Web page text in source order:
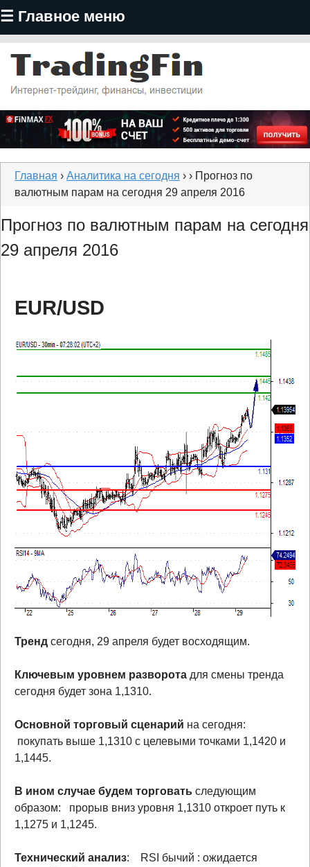
☰ Главное меню
Перейти
основному
содержанию
TradingFin
Главная › Аналитика на сегодня › › Прогноз по
валютным парам на сегодня 29 апреля 2016
Прогноз по валютным парам на сегодня
29 апреля 2016
EUR/USD
Тренд сегодня, 29 апреля будет восходящим.
Ключевым уровнем разворота для смены тренда
сегодня будет зона 1,1310.
Основной торговый сценарий на сегодня:
покупать выше 1,1310 с целевыми точками 1,1420 и
1,1445.
В ином случае будем торговать следующим
образом: прорыв вниз уровня 1,1310 откроет путь к
1,1275 и 1,1245.
Технический анализ: RSI бычий : ожидается